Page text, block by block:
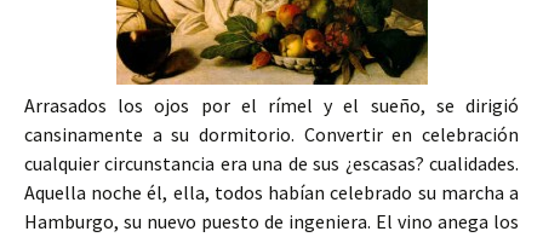
Arrasados los ojos por el rímel y el sueño, se dirigió
cansinamente a su dormitorio. Convertir en celebración
cualquier circunstancia era una de sus ¿escasas? cualidades.
Aquella noche él, ella, todos habían celebrado su marcha a
Hamburgo, su nuevo puesto de ingeniera. El vino anega los